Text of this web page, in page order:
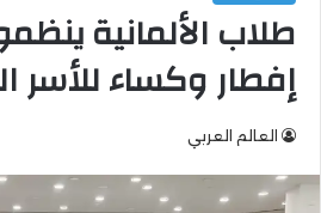
طلاب الألمانية
إفطار وكساء للأسر
العالم العربي